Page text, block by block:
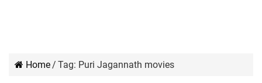
Home/ Tag: Puri Jagannath movies